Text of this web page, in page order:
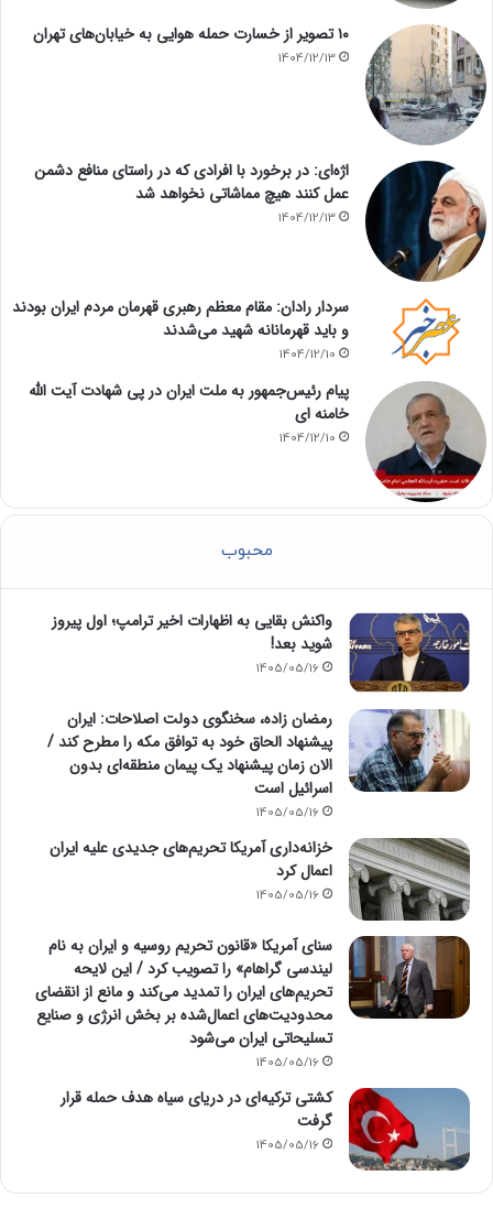
۱۰ تصویر از خسارت حمله هوایی به خیابان‌های تهران
1404/12/13
اژه‌ای: در برخورد با افرادی که در راستای منافع دشمن
عمل کنند هیچ مماشاتی نخواهد شد
1404/12/13
سردار رادان: مقام معظم رهبری قهرمان مردم ایران بودند
و باید قهرمانانه شهید می‌شدند
1404/12/10
پیام رئیس‌جمهور به ملت ایران در پی شهادت آیت الله
خامنه ای
1404/12/10
محبوب
واکنش بقایی به اظهارات اخیر ترامپ؛ اول پیروز
شوید بعد!
1405/05/16
رمضان زاده، سخنگوی دولت اصلاحات: ایران
پیشنهاد الحاق خود به توافق مکه را مطرح کند /
الان زمان پیشنهاد یک پیمان منطقه‌ای بدون
اسرائیل است
1405/05/16
خزانه‌داری آمریکا تحریم‌های جدیدی علیه ایران
اعمال کرد
1405/05/16
سنای آمریکا «قانون تحریم روسیه و ایران به نام
لیندسی گراهام» را تصویب کرد / این لایحه
تحریم‌های ایران را تمدید می‌کند و مانع از انقضای
محدودیت‌های اعمال‌شده بر بخش انرژی و صنایع
تسلیحاتی ایران می‌شود
1405/05/16
کشتی ترکیه‌ای در دریای سیاه هدف حمله قرار
گرفت
1405/05/16